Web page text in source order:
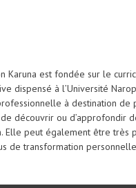
Karuna est fondée sur le
dispensé à l’Université
à destination de
découvrir ou d’approfondir
Elle peut également être très
de transformation